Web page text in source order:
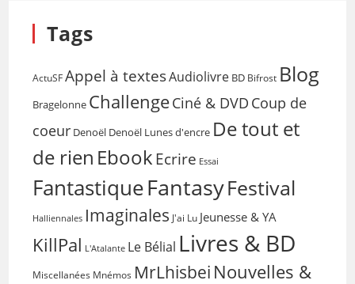
Tags
ActuSF Appel à textesAudiolivre BD Bifrost Blog
Bragelonne ChallengeCiné & DVD Coup de
coeur Denoël Denoël Lunes d'encre De tout et
de rien EbookEcrire Essai
FantastiqueFantasyFestival
Halliennales Imaginales J'ai Lu Jeunesse & YA
KillPal L'Atalante Le Bélial Livres & BD
Miscellanées Mnémos MrLhisbei Nouvelles &